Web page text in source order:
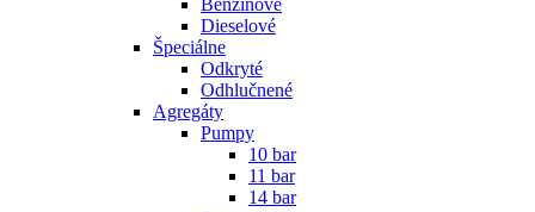
Benzínové
Dieselové
Špeciálne
Odkryté
Odhlučnené
Agregáty
Pumpy
10 bar
11 bar
14 bar